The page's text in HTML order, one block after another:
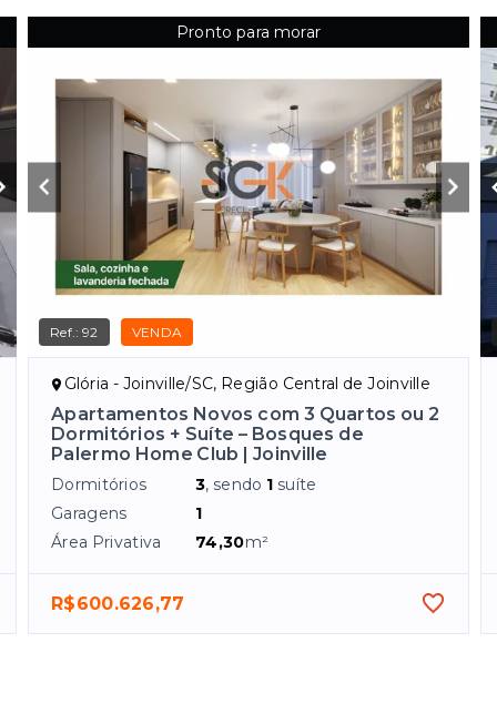
Pronto para morar
Ref.:92 VENDA
Glória - Joinville/SC, Região Central de Joinville
Apartamentos Novos com 3 Quartos ou 2
Dormitórios + Suíte – Bosques de
Palermo Home Club | Joinville
Dormitórios 3, sendo 1 suíte
Garagens
1
Área Privativa
74,30m²
R$600.626,77